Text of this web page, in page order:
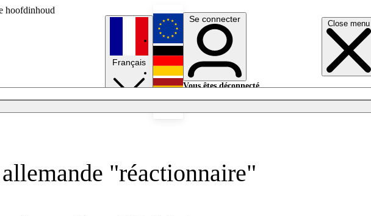
hoofdinhoud
Close menu
Français
English
Deutsch
Se connecter
Vous êtes déconnecté.
"réactionnaire"